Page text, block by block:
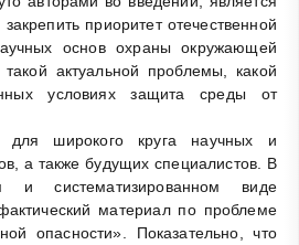
приоритет отечественной
основ охраны окружающей
актуальной проблемы, какой
условиях защита среды от
для широкого круга научных и
а также будущих специалистов. В
систематизированном виде
материал по проблеме
опасности». Показательно, что